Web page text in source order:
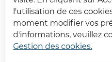
l'utilisation de ces
moment modifier vos
d'informations, veuillez
Gestion des cookies.
J'exerce mes